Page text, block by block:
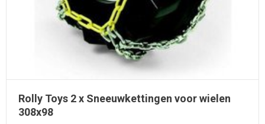
Rolly Toys 2 x Sneeuwkettingen voor wielen
308x98